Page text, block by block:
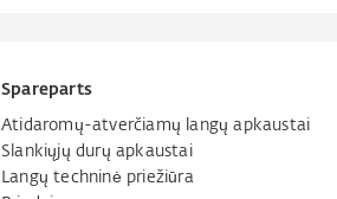
Spareparts
Atidaromų-atverčiamų langų apkaustai
Slankiųjų durų apkaustai
Langų techninė priežiūra